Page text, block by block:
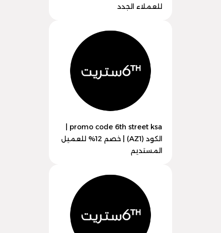
للعملاء الجدد
الكود (AZ1) | خصم 12% للعميل
المستديم